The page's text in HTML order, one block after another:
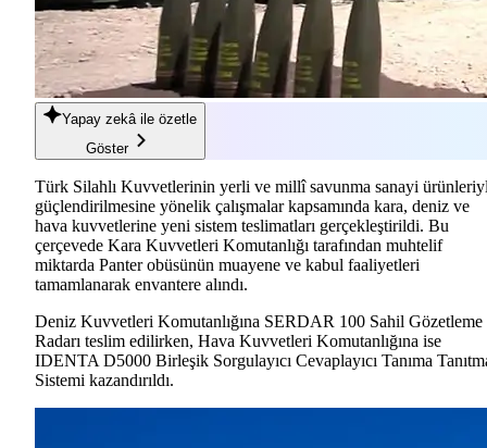
Yapay zekâ ile özetle
Göster
Türk Silahlı Kuvvetlerinin yerli ve millî savunma sanayi
güçlendirilmesine yönelik çalışmalar kapsamında kara, deniz ve
hava kuvvetlerine yeni sistem teslimatları gerçekleştirildi. Bu
çerçevede Kara Kuvvetleri Komutanlığı tarafından muhtelif
miktarda Panter obüsünün muayene ve kabul faaliyetleri
tamamlanarak envantere alındı.
Deniz Kuvvetleri Komutanlığına SERDAR 100 Sahil Gözetleme
Radarı teslim edilirken, Hava Kuvvetleri Komutanlığına ise
IDENTA D5000 Birleşik Sorgulayıcı Cevaplayıcı Tanıma
Sistemi kazandırıldı.